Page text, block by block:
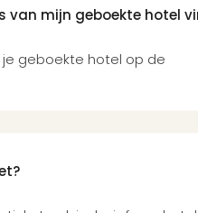
van mijn geboekte hotel
geboekte hotel op de